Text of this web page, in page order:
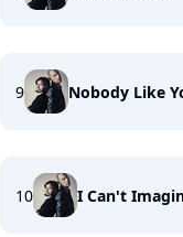
9 Nobody Like
10 I Can't